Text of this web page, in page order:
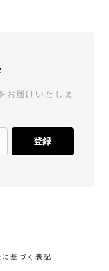
お届けいたしま
登録
基づく表記